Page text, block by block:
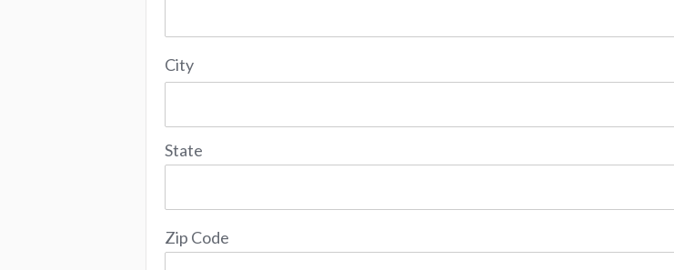
City
State
Zip Code